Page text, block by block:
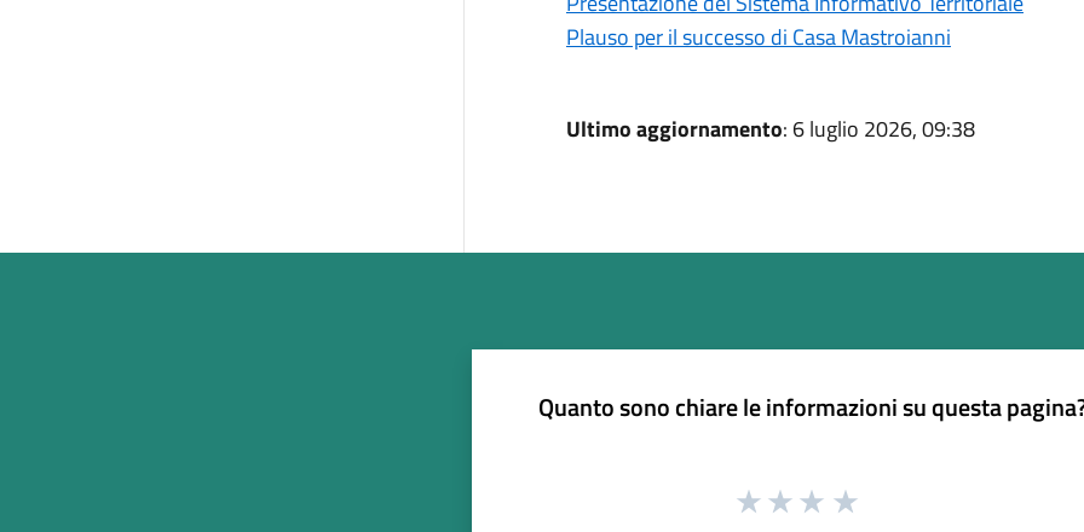
Plauso per il successo di Casa Mastroianni
Ultimo aggiornamento: 6 luglio 2026, 09:38
Quanto sono chiare le informazioni su questa